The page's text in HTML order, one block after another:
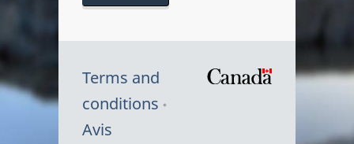
Terms and
conditions
Avis